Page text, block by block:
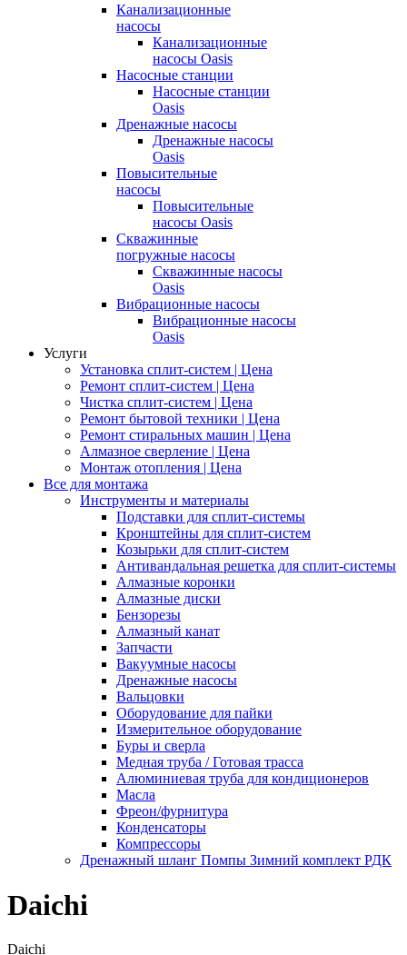
Канализационные
насосы
Канализационные
насосы Oasis
Насосные станции
Насосные станции
Oasis
Дренажные насосы
Дренажные насосы
Oasis
Повысительные
насосы
Повысительные
насосы Oasis
Скважинные
погружные насосы
Скважинные насосы
Oasis
Вибрационные насосы
Вибрационные насосы
Oasis
Услуги
Установка сплит-систем | Цена
Ремонт сплит-систем | Цена
Чистка сплит-систем | Цена
Ремонт бытовой техники | Цена
Ремонт стиральных машин | Цена
Алмазное сверление | Цена
Монтаж отопления | Цена
Все для монтажа
Инструменты и материалы
Подставки для сплит-системы
Кронштейны для сплит-систем
Козырьки для сплит-систем
Антивандальная решетка для сплит-системы
Алмазные коронки
Алмазные диски
Бензорезы
Алмазный канат
Запчасти
Вакуумные насосы
Дренажные насосы
Вальцовки
Оборудование для пайки
Измерительное оборудование
Буры и сверла
Медная труба / Готовая трасса
Алюминиевая труба для кондиционеров
Масла
Фреон/фурнитура
Конденсаторы
Компрессоры
Дренажный шланг Помпы Зимний комплект РДК
Daichi
Daichi